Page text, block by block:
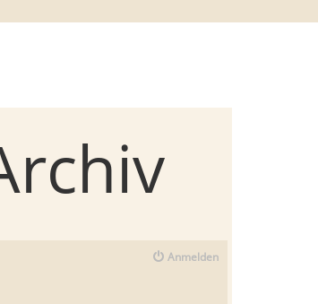
Anmelden